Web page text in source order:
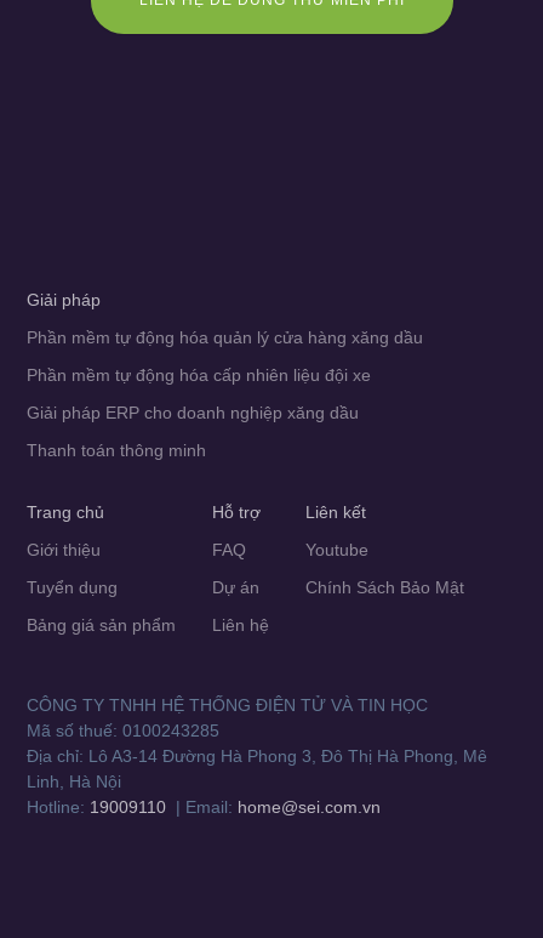
Giải pháp
Phần mềm tự động hóa quản lý cửa hàng xăng dầu
Phần mềm tự động hóa cấp nhiên liệu đội xe
Giải pháp ERP cho doanh nghiệp xăng dầu
Thanh toán thông minh
Trang chủ
Giới thiệu
Tuyển dụng
Bảng giá sản phẩm
Hỗ trợ
FAQ
Dự án
Liên hệ
Liên kết
Youtube
Chính Sách Bảo Mật
CÔNG TY TNHH HỆ THỐNG ĐIỆN TỬ VÀ TIN HỌC
Mã số thuế: 0100243285
Địa chỉ: Lô A3-14 Đường Hà Phong 3, Đô Thị Hà Phong, Mê
Linh, Hà Nội
Hotline: 19009110 | Email: home@sei.com.vn